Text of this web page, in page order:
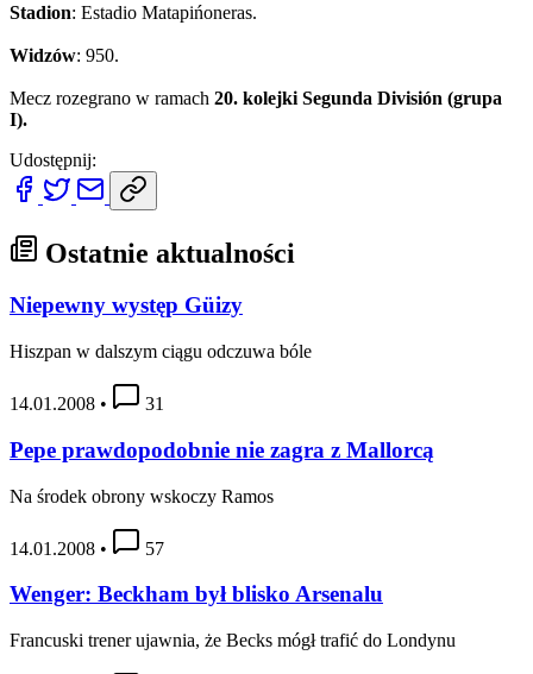
Stadion: Estadio Matapińoneras.
Widzów: 950.
Mecz rozegrano w ramach 20. kolejki Segunda División (grupa
I).
Udostępnij:
Ostatnie aktualności
Niepewny występ Güizy
Hiszpan w dalszym ciągu odczuwa bóle
14.01.2008 • 31
Pepe prawdopodobnie nie zagra z Mallorcą
Na środek obrony wskoczy Ramos
14.01.2008 • 57
Wenger: Beckham był blisko Arsenalu
Francuski trener ujawnia, że Becks mógł trafić do Londynu